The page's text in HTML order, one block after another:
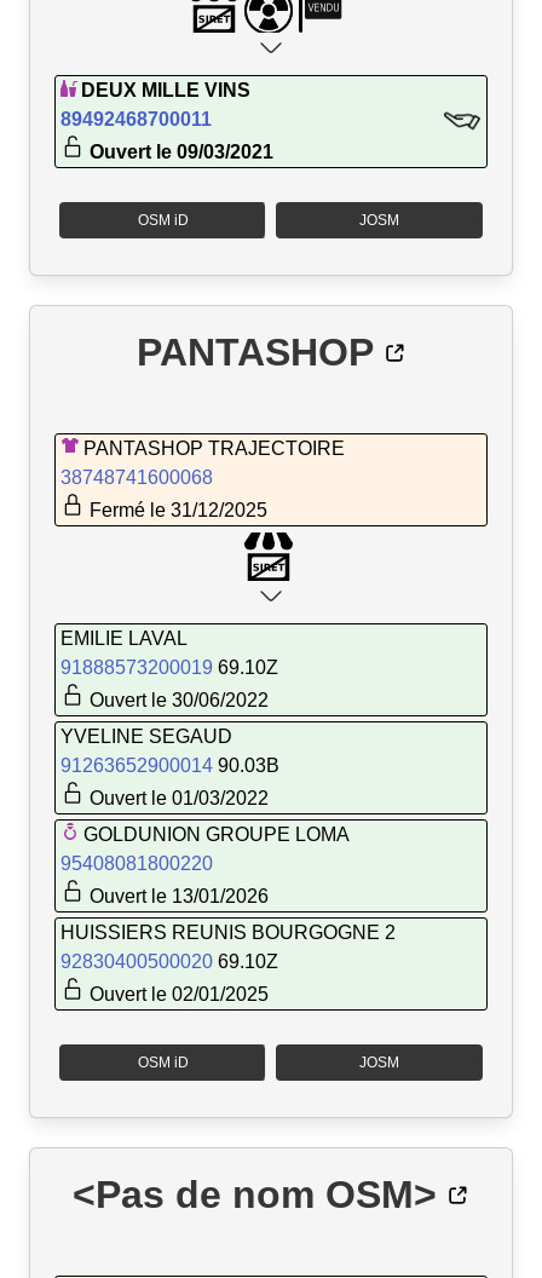
DEUX MILLE VINS
89492468700011
Ouvert le 09/03/2021
OSM iD JOSM
PANTASHOP
PANTASHOP TRAJECTOIRE
38748741600068
Fermé le 31/12/2025
EMILIE LAVAL
91888573200019 69.10Z
Ouvert le 30/06/2022
YVELINE SEGAUD
91263652900014 90.03B
Ouvert le 01/03/2022
GOLDUNION GROUPE LOMA
95408081800220
Ouvert le 13/01/2026
HUISSIERS REUNIS BOURGOGNE 2
92830400500020 69.10Z
Ouvert le 02/01/2025
OSM iD JOSM
<Pas de nom OSM>